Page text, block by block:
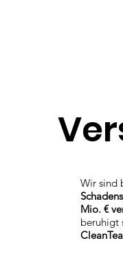
Wir sind
Mio. €
beruhigt